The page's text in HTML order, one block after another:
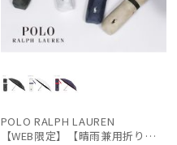
POLO RALPH LAUREN
【WEB限定】【晴雨兼用折りたたみ日傘】ポロ ラルフ ローレン (POLO RALPH LAUREN) 遮熱 UV 晴雨兼用